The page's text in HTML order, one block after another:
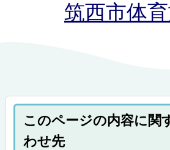
筑西市体
このページの内容に関
わせ先